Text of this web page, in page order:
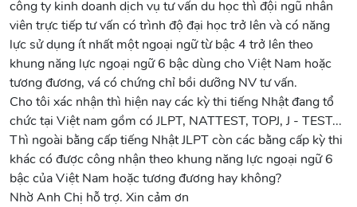
công ty kinh doanh dịch vụ tư vấn du học thì đội ngũ nhân
viên trực tiếp tư vấn có trình độ đại học trở lên và có năng
lực sử dụng ít nhất một ngoại ngữ từ bậc 4 trở lên theo
khung năng lực ngoại ngữ 6 bậc dùng cho Việt Nam hoặc
tương đương, vá có chứng chỉ bồi dưỡng NV tư vấn.
Cho tôi xác nhận thì hiện nay các kỳ thi tiếng Nhật đang tổ
chức tại Việt nam gồm có JLPT, NATTEST, TOPJ, J - TEST...
Thì ngoài bằng cấp tiếng Nhật JLPT còn các bằng cấp kỳ thi
khác có được công nhận theo khung năng lực ngoại ngữ 6
bậc của Việt Nam hoặc tương đương hay không?
Nhờ Anh Chị hỗ trợ. Xin cảm ơn